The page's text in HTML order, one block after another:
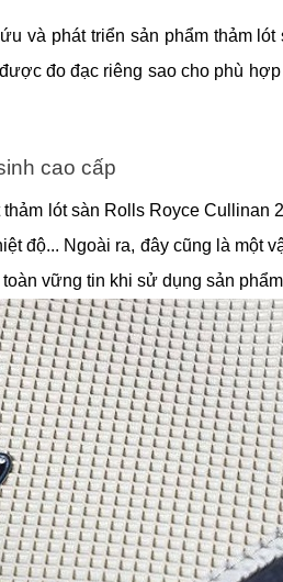
và phát triển sản phẩm thảm
đo đạc riêng sao cho phù
cao cấp
lót sàn Rolls Royce
độ... Ngoài ra, đây cũng là một
vững tin khi sử dụng sản